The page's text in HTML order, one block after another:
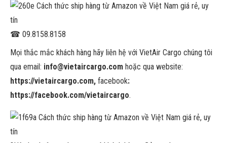
☎ 09.8158.8158
Mọi thắc mắc khách hàng hãy liên hệ với VietAir Cargo chúng tôi
qua email: info@vietaircargo.com hoặc qua website:
https://vietaircargo.com, facebook:
https://facebook.com/vietaircargo.